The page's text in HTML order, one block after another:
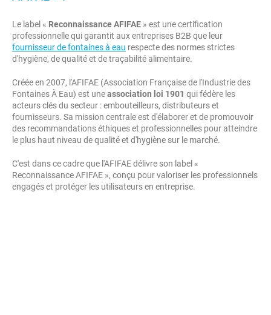
Le label « Reconnaissance AFIFAE » est une certification
professionnelle qui garantit aux entreprises B2B que leur
fournisseur de fontaines à eau respecte des normes strictes
d'hygiène, de qualité et de traçabilité alimentaire.
Créée en 2007, l'AFIFAE (Association Française de l'Industrie des
Fontaines À Eau) est uneassociation loi 1901 qui fédère les
acteurs clés du secteur : embouteilleurs, distributeurs et
fournisseurs. Sa mission centrale est d'élaborer et de promouvoir
des recommandations éthiques et professionnelles pour atteindre
le plus haut niveau de qualité et d'hygiène sur le marché.
C'est dans ce cadre que l'AFIFAE délivre son label «
Reconnaissance AFIFAE », conçu pour valoriser les professionnels
engagés et protéger les utilisateurs en entreprise.